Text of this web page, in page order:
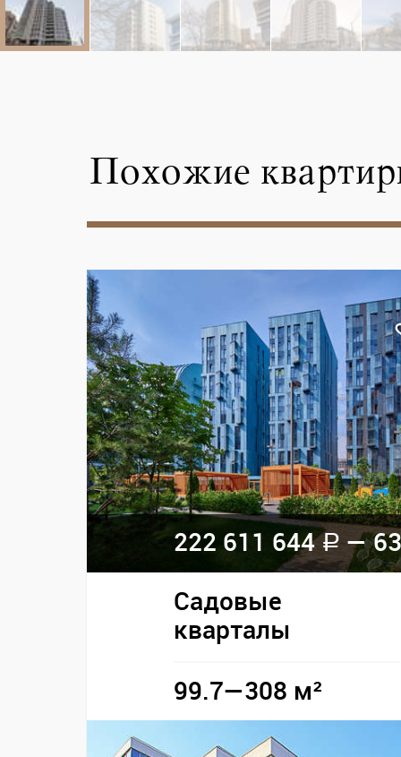
Похожие
222 611 644a —
Садовые
кварталы
99.7—308 м²